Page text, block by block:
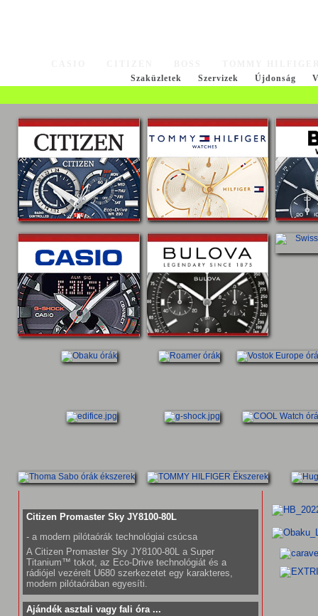
Szaküzletek
Szervizek Újdonság
Citizen Promaster Sky JY8100-80L
- a modern pilótaórák technológiai csúcsa
A Citizen Promaster Sky JY8100-80L a Super
Titanium™ tokot, az Eco-Drive technológiát és a
rádiójel vezérelt U680 szerkezetet egy karakteres,
modern pilótaórában egyesíti.
Ajándék asztali vagy fali óra ...